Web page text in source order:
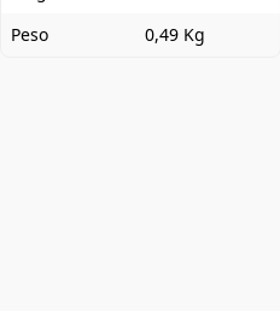
Peso
0,49 Kg